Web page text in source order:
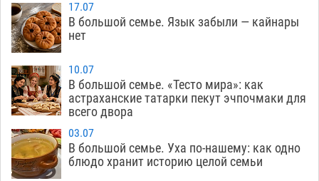
13:13
Скончался второй ребенок после пожара в
Астрахани
12:49
Астраханские гандболисты с крупной победы
стартовали на Всероссийской Спартакиаде
12:16
В астраханском селе невестка изрешетила
машину свекрови
06.08
17.07
В большой семье. Язык забыли — кайнары
нет
10.07
В большой семье. «Тесто мира»: как
астраханские татарки пекут эчпочмаки для
всего двора
03.07
В большой семье. Уха по-нашему: как одно
блюдо хранит историю целой семьи